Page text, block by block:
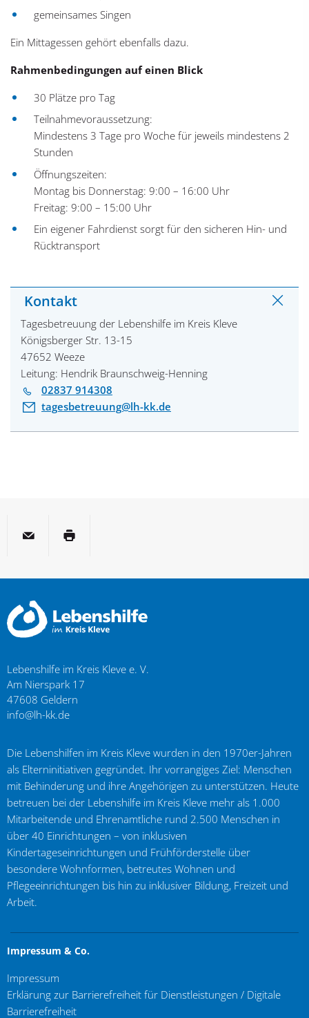
gemeinsames Singen
Ein Mittagessen gehört ebenfalls dazu.
Rahmenbedingungen auf einen Blick
30 Plätze pro Tag
Teilnahmevoraussetzung:
Mindestens 3 Tage pro Woche für jeweils mindestens 2
Stunden
Öffnungszeiten:
Montag bis Donnerstag: 9:00 – 16:00 Uhr
Freitag: 9:00 – 15:00 Uhr
Ein eigener Fahrdienst sorgt für den sicheren Hin- und
Rücktransport
Kontakt
Tagesbetreuung der Lebenshilfe im Kreis Kleve
Königsberger Str. 13-15
47652 Weeze
Leitung: Hendrik Braunschweig-Henning
02837 914308
tagesbetreuung@lh-kk.de
per E-MailSeite drucken
Lebenshilfe im Kreis Kleve e. V.
Am Nierspark 17
47608 Geldern
info@lh-kk.de
Die Lebenshilfen im Kreis Kleve wurden in den 1970er-Jahren
als Elterninitiativen gegründet. Ihr vorrangiges Ziel: Menschen
mit Behinderung und ihre Angehörigen zu unterstützen. Heute
betreuen bei der Lebenshilfe im Kreis Kleve mehr als 1.000
Mitarbeitende und Ehrenamtliche rund 2.500 Menschen in
über 40 Einrichtungen – von inklusiven
Kindertageseinrichtungen und Frühförderstelle über
besondere Wohnformen, betreutes Wohnen und
Pflegeeinrichtungen bis hin zu inklusiver Bildung, Freizeit und
Arbeit.
Impressum & Co.
Impressum
Erklärung zur Barrierefreiheit für Dienstleistungen / Digitale
Barrierefreiheit